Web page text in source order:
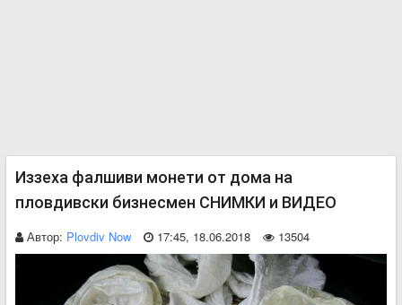
Иззеха фалшиви монети от дома на
пловдивски бизнесмен СНИМКИ и ВИДЕО
Автор: Plovdiv Now 17:45, 18.06.2018 13504